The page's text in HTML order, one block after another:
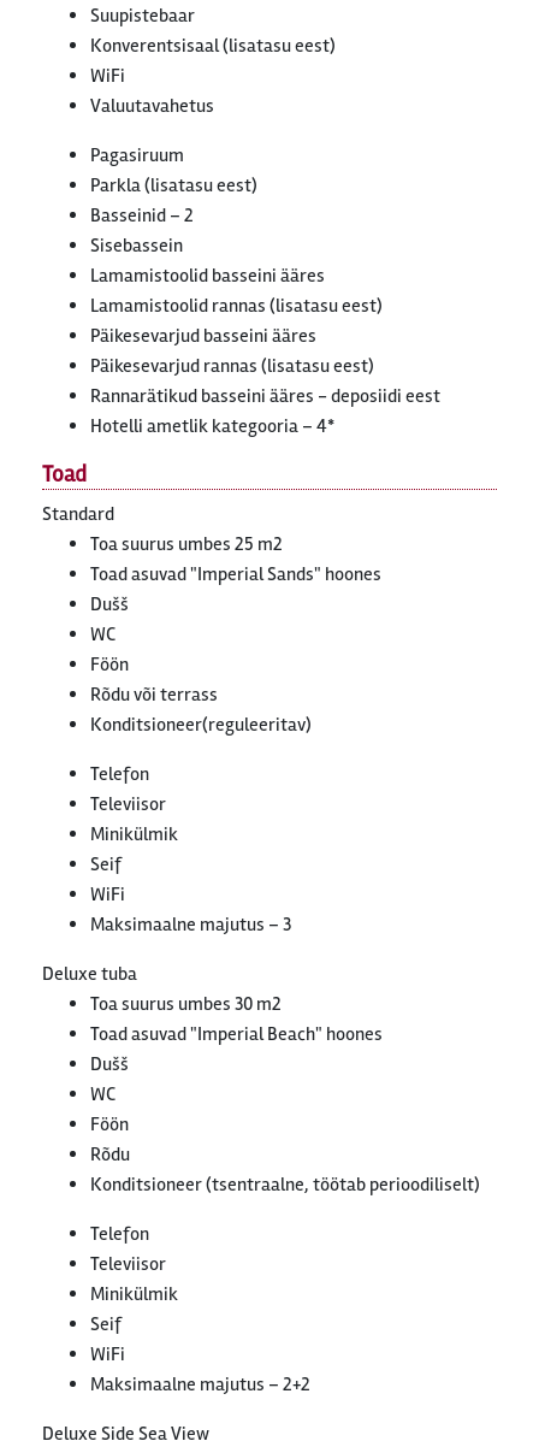
Suupistebaar
Konverentsisaal (lisatasu eest)
WiFi
Valuutavahetus
Pagasiruum
Parkla (lisatasu eest)
Basseinid – 2
Sisebassein
Lamamistoolid basseini ääres
Lamamistoolid rannas (lisatasu eest)
Päikesevarjud basseini ääres
Päikesevarjud rannas (lisatasu eest)
Rannarätikud basseini ääres - deposiidi eest
Hotelli ametlik kategooria – 4*
Toad
Standard
Toa suurus umbes 25 m2
Toad asuvad "Imperial Sands" hoones
Dušš
WC
Föön
Rõdu või terrass
Konditsioneer(reguleeritav)
Telefon
Televiisor
Minikülmik
Seif
WiFi
Maksimaalne majutus – 3
Deluxe tuba
Toa suurus umbes 30 m2
Toad asuvad "Imperial Beach" hoones
Dušš
WC
Föön
Rõdu
Konditsioneer (tsentraalne, töötab perioodiliselt)
Telefon
Televiisor
Minikülmik
Seif
WiFi
Maksimaalne majutus – 2+2
Deluxe Side Sea View